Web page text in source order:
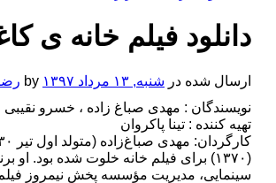
دانلود فیلم خانه ی
ارسال شده در شنبه, ۱۳ مرداد ۱۳۹۷ by
نویسندگان : مهدی صباغ زاده ، خسرو
تهیه کننده : تینا پاکروان
سینمایی، مدیریت مؤسسه پخش نیمروز فیلم